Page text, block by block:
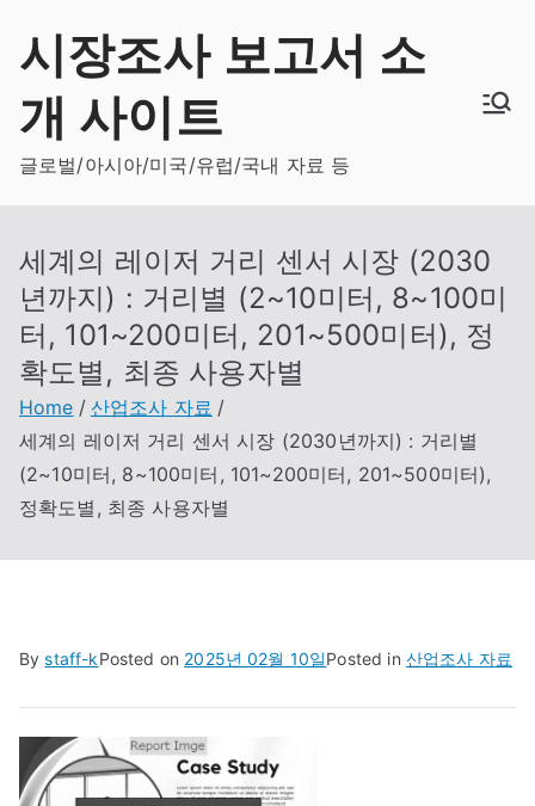
content
시장조사 보고서 소
개 사이트
글로벌/아시아/미국/유럽/국내 자료 등
세계의 레이저 거리 센서 시장 (2030
년까지) : 거리별 (2~10미터, 8~100미
터, 101~200미터, 201~500미터), 정
확도별, 최종 사용자별
Home
산업조사 자료
세계의 레이저 거리 센서 시장 (2030년까지) : 거리별
(2~10미터, 8~100미터, 101~200미터, 201~500미터),
정확도별, 최종 사용자별
Bystaff-kPosted on 2025년 02월 10일Posted in 산업조사 자료